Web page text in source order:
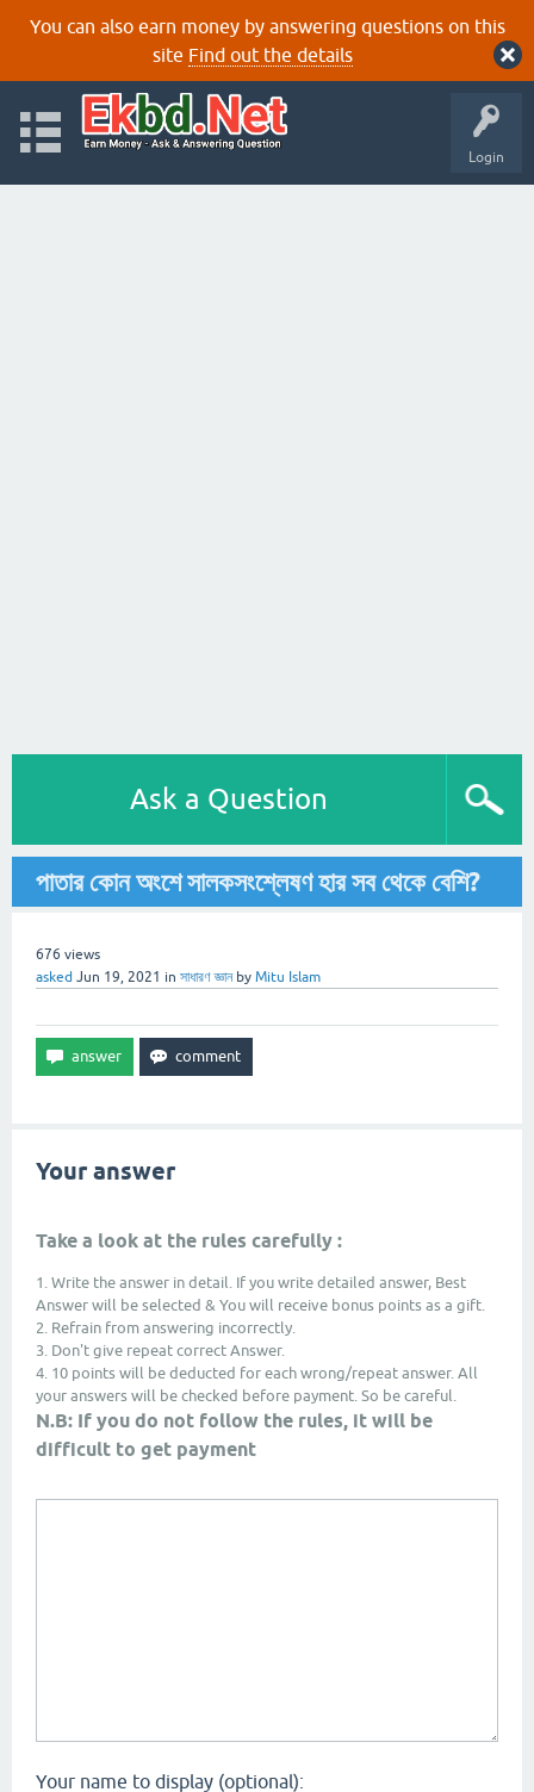
You can also earn money by answering questions on this
site Find out the details
Login
Ask a Question
পাতার কোন অংশে সালকসংশ্লেষণ হার সব থেকে বেশি?
676 views
asked Jun 19, 2021 in সাধারণ জ্ঞান by Mitu Islam
Your answer
Take a look at the rules carefully :
1. Write the answer in detail. If you write detailed answer, Best
Answer will be selected & You will receive bonus points as a gift.
2. Refrain from answering incorrectly.
3. Don't give repeat correct Answer.
4. 10 points will be deducted for each wrong/repeat answer. All
your answers will be checked before payment. So be careful.
N.B: If you do not follow the rules, it will be
difficult to get payment
Your name to display (optional):